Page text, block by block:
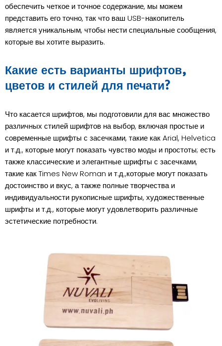
обеспечить четкое и точное содержание, мы можем
представить его точно, так что ваш USB-накопитель
является уникальным, чтобы нести специальные сообщения,
которые вы хотите выразить.
Какие есть варианты шрифтов,
цветов и стилей для печати?
Что касается шрифтов, мы подготовили для вас множество
различных стилей шрифтов на выбор, включая простые и
современные шрифты с засечками, такие как Arial, Helvetica
и т.д., которые могут показать чувство моды и простоты; есть
также классические и элегантные шрифты с засечками,
такие как Times New Roman и т.д.,которые могут показать
достоинство и вкус, а также полные творчества и
индивидуальности рукописные шрифты, художественные
шрифты и т.д., которые могут удовлетворить различные
эстетические потребности.